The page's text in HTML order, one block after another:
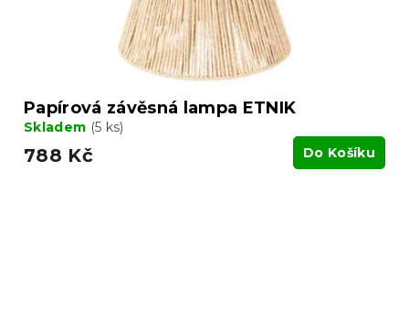
Papírová závěsná lampa ETNIK
Skladem (5 ks)
788 Kč Do Košíku